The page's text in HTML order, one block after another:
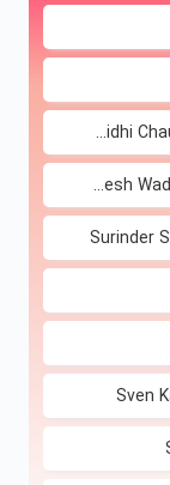
دانلود آهنگ های سانیجی چاهان | Sunidhi Chauhan
دانلود آهنگ های Suresh Wadkar | Suresh Wadkar